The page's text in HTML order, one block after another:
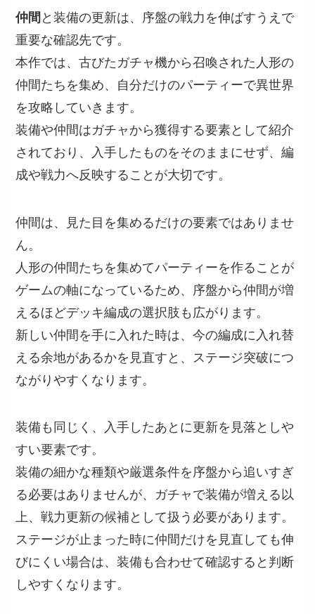
仲間 と装備の更新は、序盤の戦力を伸ばすうえで
重要な確認先です。
本作では、古びたガチャ機から召喚された人形の
仲間たちを集め、自分だけのパーティーで異世界
を攻略していきます。
装備や仲間はガチャから獲得する要素として紹介
されており、入手したものをそのままにせず、編
成や戦力へ反映することが大切です。
仲間は、見た目を集めるだけの要素ではありませ
ん。
人形の仲間たちを集めてパーティーを作ることが
ゲームの軸になっているため、序盤から仲間が増
えるほどデッキ編成の選択肢も広がります。
新しい仲間を手に入れた時は、今の編成に入れ替
える余地があるかを見直すと、ステージ突破につ
ながりやすくなります。
装備も同じく、入手したあとに更新を見落としや
すい要素です。
装備の細かな種類や厳選条件を序盤から追いすぎ
る必要はありませんが、ガチャで装備が増える以
上、戦力更新の候補として扱う必要があります。
ステージが止まった時に仲間だけを見直しても伸
びにくい場合は、装備も合わせて確認すると判断
しやすくなります。